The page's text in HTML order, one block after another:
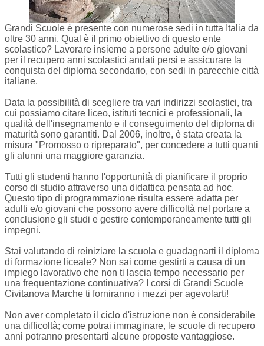
Grandi Scuole è presente con numerose sedi in tutta Italia da
oltre 30 anni. Qual è il primo obiettivo di questo ente
scolastico? Lavorare insieme a persone adulte e/o giovani
per il recupero anni scolastici andati persi e assicurare la
conquista del diploma secondario, con sedi in parecchie città
italiane.
Data la possibilità di scegliere tra vari indirizzi scolastici, tra
cui possiamo citare liceo, istituti tecnici e professionali, la
qualità dell'insegnamento e il conseguimento del diploma di
maturità sono garantiti. Dal 2006, inoltre, è stata creata la
misura "Promosso o ripreparato", per concedere a tutti quanti
gli alunni una maggiore garanzia.
Tutti gli studenti hanno l'opportunità di pianificare il proprio
corso di studio attraverso una didattica pensata ad hoc.
Questo tipo di programmazione risulta essere adatta per
adulti e/o giovani che possono avere difficoltà nel portare a
conclusione gli studi e gestire contemporaneamente tutti gli
impegni.
Stai valutando di reiniziare la scuola e guadagnarti il diploma
di formazione liceale? Non sai come gestirti a causa di un
impiego lavorativo che non ti lascia tempo necessario per
una frequentazione continuativa? I corsi di Grandi Scuole
Civitanova Marche ti forniranno i mezzi per agevolarti!
Non aver completato il ciclo d'istruzione non è considerabile
una difficoltà; come potrai immaginare, le scuole di recupero
anni potranno presentarti alcune proposte vantaggiose.